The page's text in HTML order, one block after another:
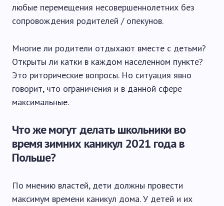
любые перемещения несовершеннолетних без
сопровождения родителей / опекунов.
Многие ли родители отдыхают вместе с детьми?
Открыты ли катки в каждом населенном пункте?
Это риторические вопросы. Но ситуация явно
говорит, что ограничения и в данной сфере
максимальные.
Что же могут делать школьники во
время зимних каникул 2021 года в
Польше?
По мнению властей, дети должны провести
максимум времени каникул дома. У детей и их